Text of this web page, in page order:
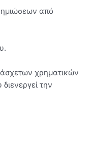
από
χρηματικών
την